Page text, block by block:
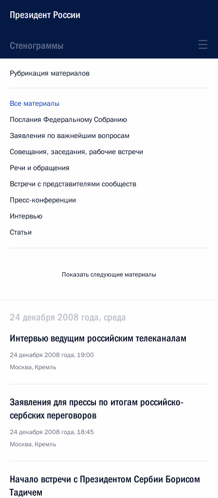
Президент России
Стенограммы
Рубрикация материалов
Все материалы
Послания Федеральному Собранию
Заявления по важнейшим вопросам
Совещания, заседания, рабочие встречи
Речи и обращения
Встречи с представителями сообществ
Пресс-конференции
Интервью
Статьи
Показать следующие материалы
24 декабря 2008 года, среда
Интервью ведущим российским телеканалам
24 декабря 2008 года, 19:00
Москва, Кремль
Заявления для прессы по итогам российско-
сербских переговоров
24 декабря 2008 года, 18:45
Москва, Кремль
Начало встречи с Президентом Сербии Борисом
Тадичем